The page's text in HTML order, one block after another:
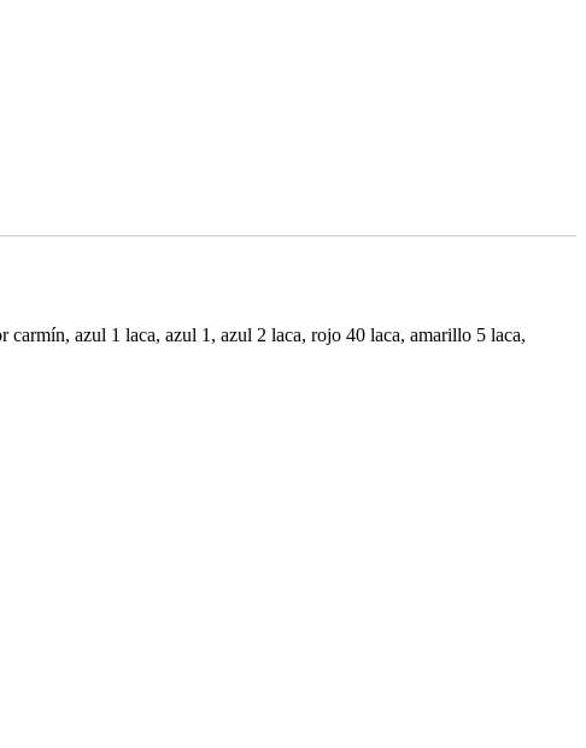
carmín, azul 1 laca, azul 1, azul 2 laca, rojo 40 laca, amarillo 5 laca,